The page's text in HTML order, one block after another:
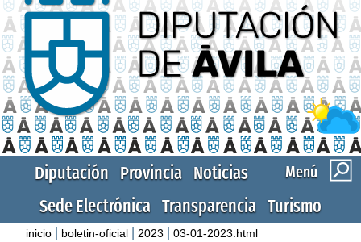
Menú
Diputación Provincia Noticias
Sede Electrónica Transparencia Turismo
inicio boletin-oficial 2023 |03-01-2023.html